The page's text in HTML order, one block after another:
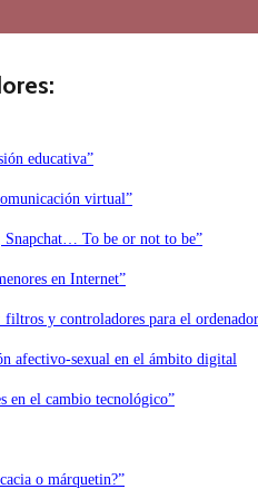
educativa”
virtual”
Snapchat… To be or not to be”
en Internet”
filtros y controladores para el
afectivo-sexual en el ámbito digital
en el cambio tecnológico”
o márquetin?”